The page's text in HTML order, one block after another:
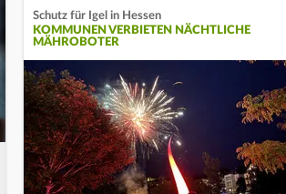
Schutz für Igel in Hessen
KOMMUNEN VERBIETEN NÄCHTLICHE
MÄHROBOTER